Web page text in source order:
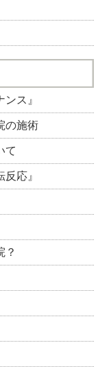
ス』
の施術
て
応』
？